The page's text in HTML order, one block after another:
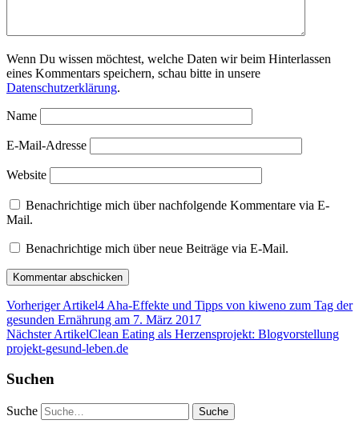
Wenn Du wissen möchtest, welche Daten wir beim Hinterlassen
eines Kommentars speichern, schau bitte in unsere
Datenschutzerklärung.
Name
E-Mail-Adresse
Website
Benachrichtige mich über nachfolgende Kommentare via E-
Mail.
Benachrichtige mich über neue Beiträge via E-Mail.
Vorheriger Artikel4 Aha-Effekte und Tipps von kiweno zum Tag der
gesunden Ernährung am 7. März 2017
Nächster ArtikelClean Eating als Herzensprojekt: Blogvorstellung
projekt-gesund-leben.de
Suchen
Suche